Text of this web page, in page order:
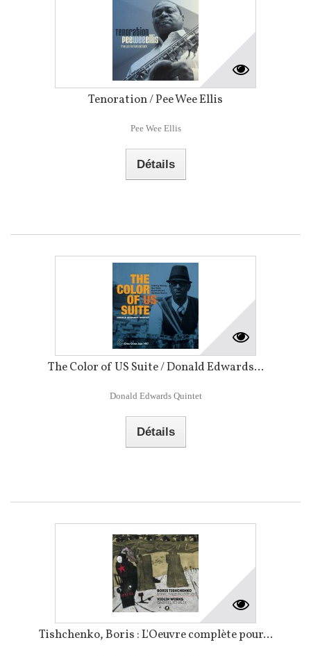
Tenoration / Pee Wee Ellis
Pee Wee Ellis
Détails
The Color of US Suite / Donald Edwards...
Donald Edwards Quintet
Détails
Tishchenko, Boris : L'Oeuvre complète pour...